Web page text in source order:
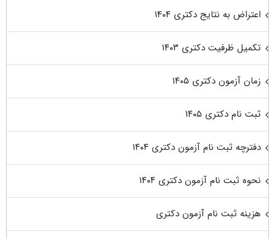
اعتراض به نتایج دکتری ۱۴۰۴
تکمیل ظرفیت دکتری ۱۴۰۳
زمان آزمون دکتری ۱۴۰۵
ثبت نام دکتری ۱۴۰۵
دفترچه ثبت نام آزمون دکتری ۱۴۰۴
نحوه ثبت نام آزمون دکتری ۱۴۰۴
هزینه ثبت نام آزمون دکتری